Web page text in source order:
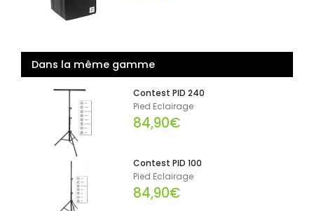
Dans la même gamme
Contest PID 240
Pied Eclairage
84,90€
Contest PID 100
Pied Eclairage
84,90€